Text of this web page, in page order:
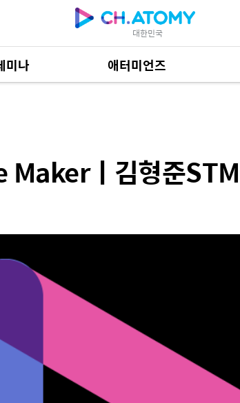
대한민국
미나 애터미언즈
제품
준STMㅣ애터미언즈 뮤지션
ㅣ김형준